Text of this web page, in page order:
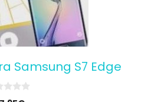
Samsung S7 Edge